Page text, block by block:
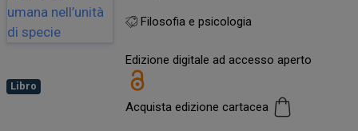
Libro
Filosofia e psicologia
Edizione digitale ad accesso aperto
Acquista edizione cartacea